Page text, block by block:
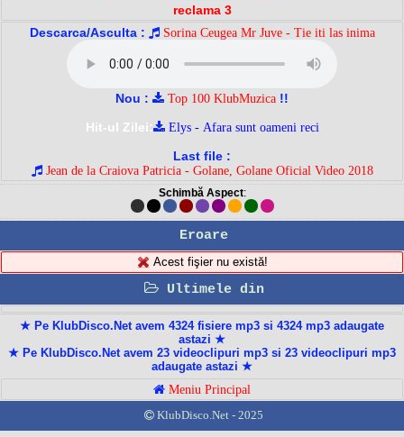
reclama 3
Descarca/Asculta :
Sorina Ceugea Mr Juve - Tie iti las inima
Nou : Top 100 KlubMuzica !!
Hit-ul Zilei:
Elys - Afara sunt oameni reci
Last file :
Jean de la Craiova Patricia - Golane, Golane Oficial Video 2018
Schimbă Aspect:
Eroare
Acest fişier nu există!
Ultimele din
★ Pe KlubDisco.Net avem 4324 fisiere mp3 si 4324 mp3 adaugate
astazi ★
★ Pe KlubDisco.Net avem 23 videoclipuri mp3 si 23 videoclipuri mp3
adaugate astazi ★
Meniu Principal
KlubDisco.Net - 2025